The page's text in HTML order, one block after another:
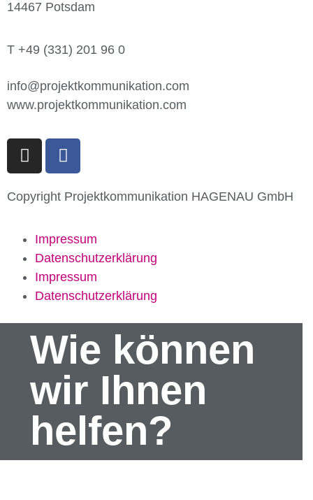
14467 Potsdam
T +49 (331) 201 96 0
info@projektkommunikation.com
www.projektkommunikation.com
Copyright Projektkommunikation HAGENAU GmbH
Impressum
Datenschutz­erklärung
Impressum
Datenschutz­erklärung
Wie können
wir Ihnen
helfen?